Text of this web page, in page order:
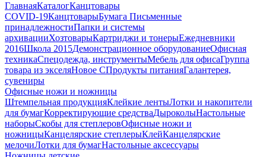
ГлавнаяКаталогКанцтовары
COVID-19КанцтоварыБумага Письменные
принадлежностиПапки и системы
архивацииХозтоварыКартриджи и тонерыЕжедневники
2016Школа 2015Демонстрационное оборудованиеОфисная
техникаСпецодежда, инструментыМебель для офисаГруппа
товара из экселяНовое СПродукты питанияГалантерея,
сувениры
Офисные ножи и ножницы
Штемпельная продукцияКлейкие лентыЛотки и накопители
для бумагКорректирующие средстваДыроколыНастольные
наборыСкобы для степлеровОфисные ножи и
ножницыКанцелярские степлерыКлейКанцелярские
мелочиЛотки для бумагНастольные аксессуары